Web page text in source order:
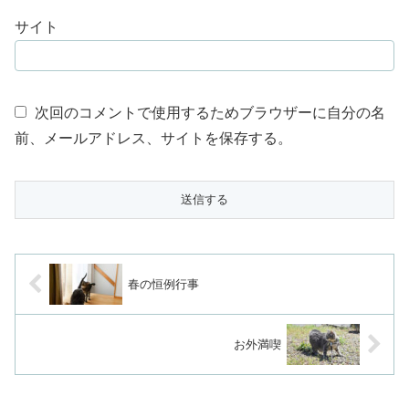
サイト
次回のコメントで使用するためブラウザーに自分の名
前、メールアドレス、サイトを保存する。
春の恒例行事
お外満喫